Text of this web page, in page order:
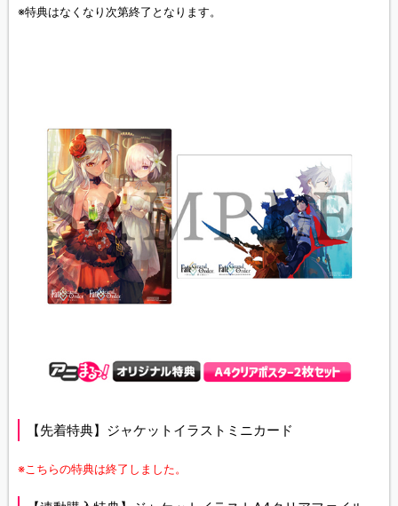
※特典はなくなり次第終了となります。
【先着特典】ジャケットイラストミニカード
※こちらの特典は終了しました。